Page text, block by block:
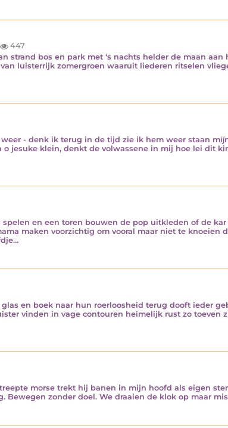
447
strand bos en park met ‘s nachts helder de maan
luisterrijk zomergroen waaruit liederen ritselen
- denk ik terug in de tijd zie ik hem weer staan
jesuke klein, denkt de volwassene in mij hoe lei dit
en een toren bouwen de pop uitkleden of de
maken voorzichtig om vooral maar niet te knoeien
en boek naar hun roerloosheid terug dooft ieder
vinden in vage contouren heimelijk rust zo toeven
morse trekt hij banen in mijn hoofd als eigen
Bewegen zonder doel. We draaien de klok op maar